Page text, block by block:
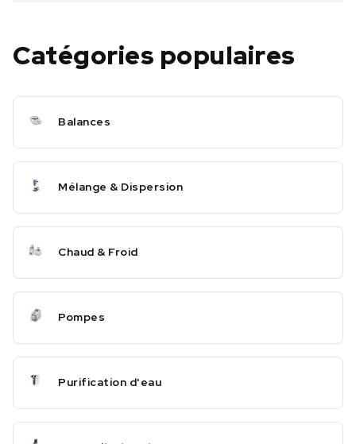
Catégories populaires
Balances
Mélange & Dispersion
Chaud & Froid
Pompes
Purification d'eau